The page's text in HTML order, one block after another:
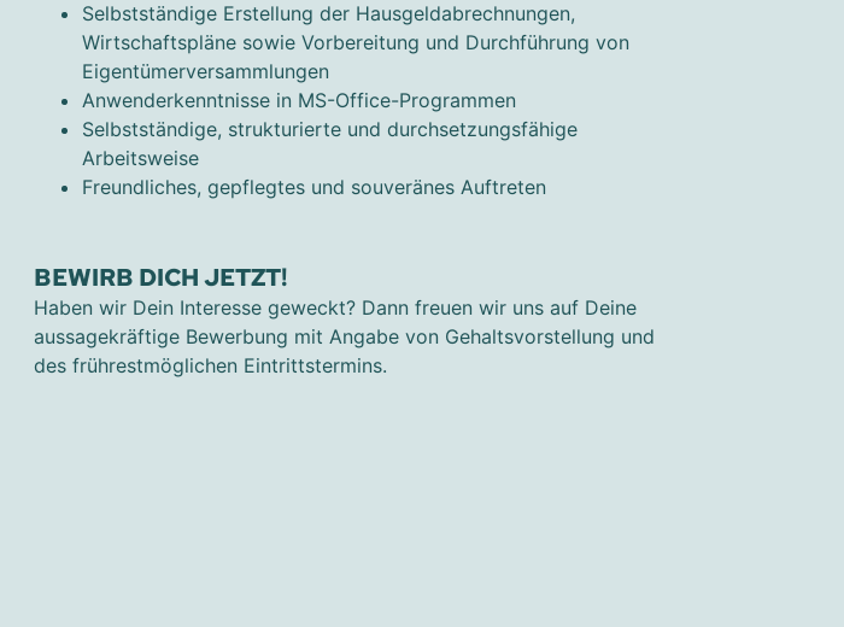
Selbstständige Erstellung der Hausgeldabrechnungen,
Wirtschaftspläne sowie Vorbereitung und Durchführung von
Eigentümerversammlungen
Anwenderkenntnisse in MS-Office-Programmen
Selbstständige, strukturierte und durchsetzungsfähige
Arbeitsweise
Freundliches, gepflegtes und souveränes Auftreten
BEWIRB DICH JETZT!
Haben wir Dein Interesse geweckt? Dann freuen wir uns auf Deine
aussagekräftige Bewerbung mit Angabe von Gehaltsvorstellung und
des frührestmöglichen Eintrittstermins.